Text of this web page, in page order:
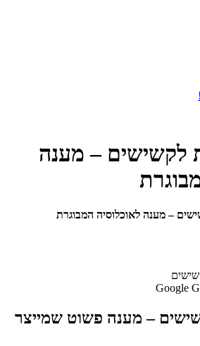
לקשישים – מענה
– מענה לאוכלוסיה המבוגרת
– מענה פשוט שמייצר